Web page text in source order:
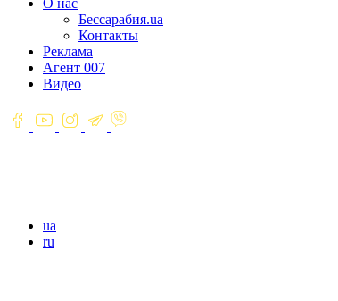
О нас
Бессарабия.ua
Контакты
Реклама
Агент 007
Видео
ua
ru